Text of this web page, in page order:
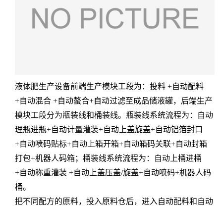
液体肥生产设备前端生产模块工段为：投料 +自动配料
+自动混合 +自动螯合+自动过滤至成品储液罐，后端生产
模块工段分为瓶装线和桶装线。瓶装线系统流程为：自动
理瓶进瓶+自动计量灌装+自动上盖旋盖+自动铝箔封口
+自动喷码贴标+自动上箱开箱+自动箱码关联+自动封箱
打包+机器人码箱；桶装线系统流程为：自动上桶进桶
+自动称重灌装 +自动上盖压盖/旋盖+自动喷码+机器人码
桶。
把不同配方的原料，投入原料仓后，进入自动配料和自动